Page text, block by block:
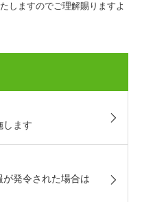
しますのでご理解賜りますよ
します
が発令された場合は